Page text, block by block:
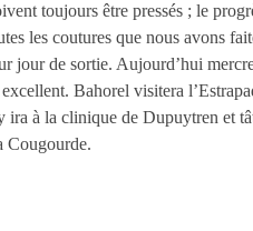
toujours être pressés ; le
les coutures que nous avons
jour de sortie. Aujourd’hui
Bahorel visitera
à la clinique de Dupuytren et
Cougourde.